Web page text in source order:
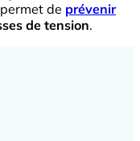
de prévenir
de tension.